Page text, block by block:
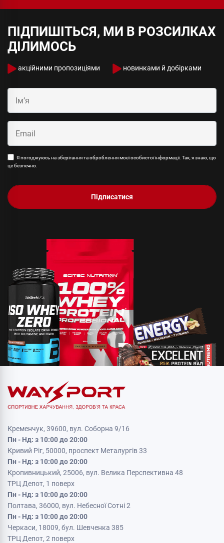
ПІДПИШІТЬСЯ, МИ В РОЗСИЛКАХ
ДІЛИМОСЬ
акційними пропозиціями новинками й добірками
Я погоджуюсь на зберігання та оброблення моєї особистої інформації. Так, я знаю, що
це безпечно.
Підписатися
Кременчук, 39600, вул. Соборна 9/16
Пн - Нд: з 10:00 до 20:00
Кривий Ріг, 50000, проспект Металургів 33
Пн - Нд: з 10:00 до 20:00
Кропивницький, 25006, вул. Велика Перспективна 48
ТРЦ Депот, 1 поверх
Пн - Нд: з 10:00 до 20:00
Полтава, 36000, вул. Небесної Сотні 2
Пн - Нд: з 10:00 до 20:00
Черкаси, 18009, бул. Шевченка 385
ТРЦ Депот, 2 поверх